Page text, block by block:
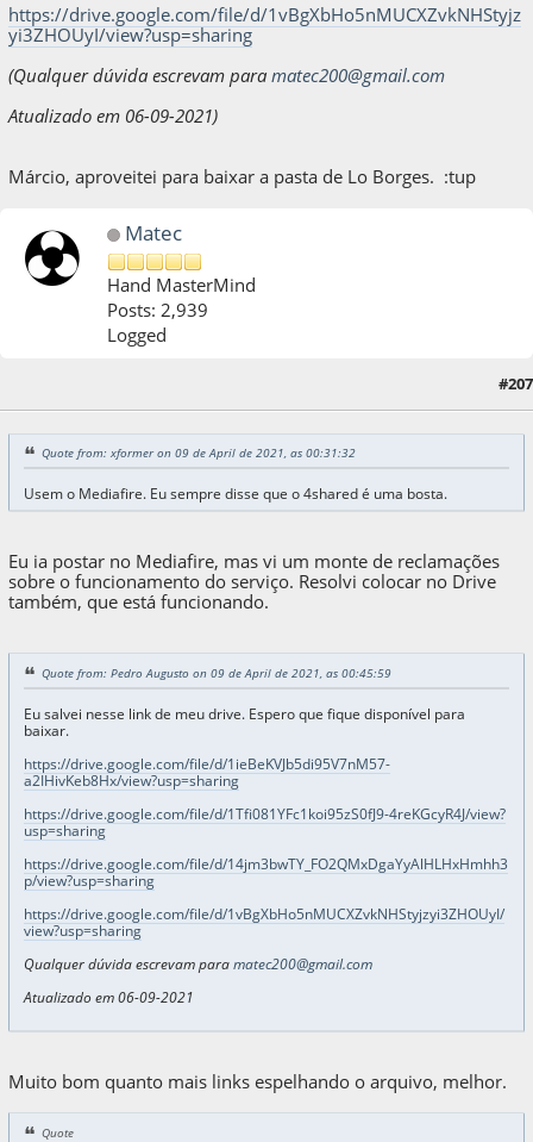
https://drive.google.com/file/d/1vBgXbHo5nMUCXZvkNHStyjz
yi3ZHOUyI/view?usp=sharing
(Qualquer dúvida escrevam paramatec200@gmail.com
Atualizado em 06-09-2021)
Márcio, aproveitei para baixar a pasta de Lo Borges. :tup
Matec
Hand MasterMind
Posts: 2,939
Logged
: 06 de September de 2021, as 21:44:43 by
#207
Quote from: xformer on 09 de April de 2021, as 00:31:32
Usem o Mediafire. Eu sempre disse que o 4shared é uma bosta.
Eu ia postar no Mediafire, mas vi um monte de reclamações
sobre o funcionamento do serviço. Resolvi colocar no Drive
também, que está funcionando.
Quote from: Pedro Augusto on 09 de April de 2021, as 00:45:59
Eu salvei nesse link de meu drive. Espero que fique disponível para
baixar.
https://drive.google.com/file/d/1ieBeKVJb5di95V7nM57-
a2IHivKeb8Hx/view?usp=sharing
https://drive.google.com/file/d/1Tfi081YFc1koi95zS0fJ9-4reKGcyR4J/view?
usp=sharing
https://drive.google.com/file/d/14jm3bwTY_FO2QMxDgaYyAlHLHxHmhh3
p/view?usp=sharing
https://drive.google.com/file/d/1vBgXbHo5nMUCXZvkNHStyjzyi3ZHOUyI/
view?usp=sharing
Qualquer dúvida escrevam para matec200@gmail.com
Atualizado em 06-09-2021
Muito bom quanto mais links espelhando o arquivo, melhor.
Quote